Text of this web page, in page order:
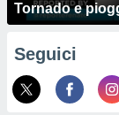
Tornado e
Seguici